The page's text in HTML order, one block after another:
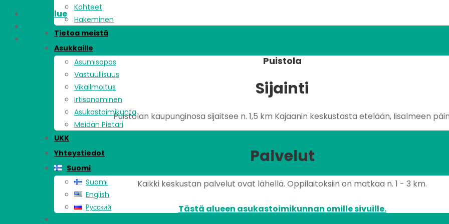
Kohteet
Hakeminen
Tietoa meistä
Asukkaille
Asumisopas
Vastuullisuus
Vikailmoitus
Irtisanominen
Asukastoimikunta
Meidän Pietari
UKK
Yhteystiedot
Suomi
Suomi
English
Pусский
Asuinalue
Asunnot
Puistola
Sijainti
Puistolan kaupunginosa sijaitsee n. 1,5 km Kajaanin keskustasta etelään, Iisalmeen
Palvelut
Kaikki keskustan palvelut ovat lähellä. Oppilaitoksiin on matkaa n. 1 - 3 km.
Tästä alueen asukastoimikunnan omille sivuille.